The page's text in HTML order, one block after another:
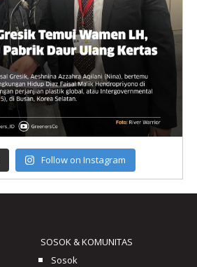
Follow on Instagram
SOSOK & KOMUNITAS
Sosok